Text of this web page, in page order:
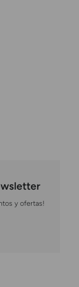
y ofertas!